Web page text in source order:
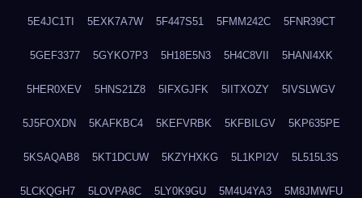
5E4JC1TI 5EXK7A7W 5F447S51 5FMM242C 5FNR39CT
5GEF3377 5GYKO7P3 5H18E5N3 5H4C8VII 5HANI4XK
5HER0XEV 5HNS21Z8 5IFXGJFK 5IITXOZY 5IVSLWGV
5J5FOXDN 5KAFKBC4 5KEFVRBK 5KFBILGV 5KP635PE
5KSAQAB8 5KT1DCUW 5KZYHXKG 5L1KPI2V 5L515L3S
5LCKQGH7 5LOVPA8C 5LY0K9GU 5M4U4YA3 5M8JMWFU